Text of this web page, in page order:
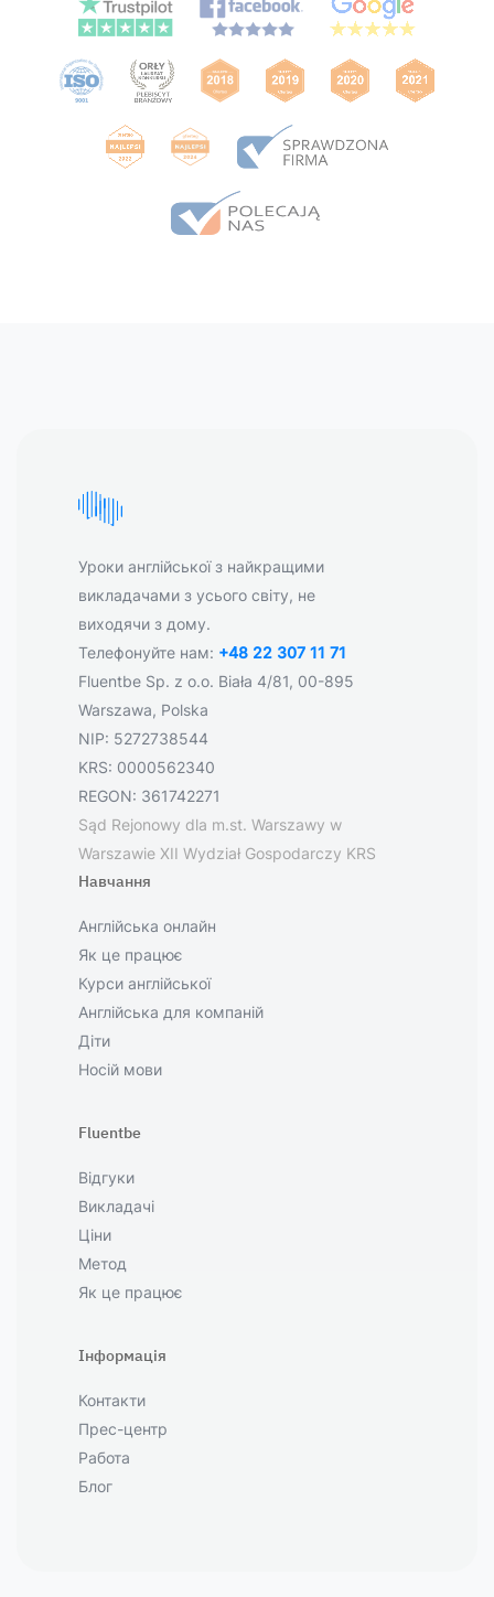
Уроки англійської з найкращими
викладачами з усього світу, не
виходячи з дому.
Телефонуйте нам: +48 22 307 11 71
Fluentbe Sp. z o.o. Biała 4/81, 00-895
Warszawa, Polska
NIP: 5272738544
KRS: 0000562340
REGON: 361742271
Sąd Rejonowy dla m.st. Warszawy w
Warszawie XII Wydział Gospodarczy KRS
Навчання
Англійська онлайн
Як це працює
Курси англійської
Англійська для компаній
Діти
Носій мови
Fluentbe
Відгуки
Викладачі
Ціни
Метод
Як це працює
Інформація
Контакти
Прес-центр
Работа
Блог